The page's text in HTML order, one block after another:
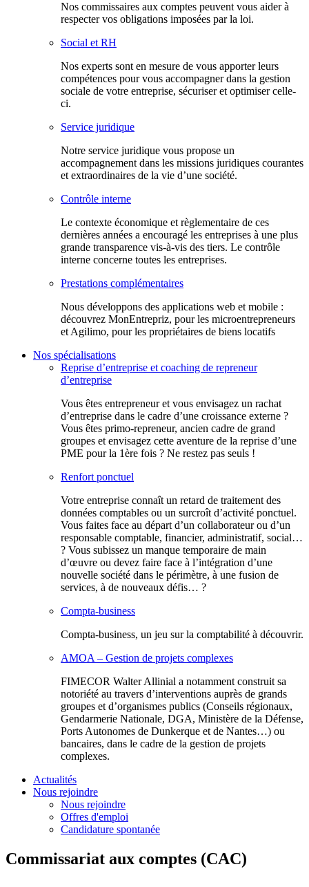
Nos commissaires aux comptes peuvent vous aider à
respecter vos obligations imposées par la loi.
Social et RH
Nos experts sont en mesure de vous apporter leurs
compétences pour vous accompagner dans la gestion
sociale de votre entreprise, sécuriser et optimiser celle-
ci.
Service juridique
Notre service juridique vous propose un
accompagnement dans les missions juridiques courantes
et extraordinaires de la vie d’une société.
Contrôle interne
Le contexte économique et règlementaire de ces
dernières années a encouragé les entreprises à une plus
grande transparence vis-à-vis des tiers. Le contrôle
interne concerne toutes les entreprises.
Prestations complémentaires
Nous développons des applications web et mobile :
découvrez MonEntrepriz, pour les microentrepreneurs
et Agilimo, pour les propriétaires de biens locatifs
Nos spécialisations
Reprise d’entreprise et coaching de repreneur
d’entreprise
Vous êtes entrepreneur et vous envisagez un rachat
d’entreprise dans le cadre d’une croissance externe ?
Vous êtes primo-repreneur, ancien cadre de grand
groupes et envisagez cette aventure de la reprise d’une
PME pour la 1ère fois ? Ne restez pas seuls !
Renfort ponctuel
Votre entreprise connaît un retard de traitement des
données comptables ou un surcroît d’activité ponctuel.
Vous faites face au départ d’un collaborateur ou d’un
responsable comptable, financier, administratif, social…
? Vous subissez un manque temporaire de main
d’œuvre ou devez faire face à l’intégration d’une
nouvelle société dans le périmètre, à une fusion de
services, à de nouveaux défis… ?
Compta-business
Compta-business, un jeu sur la comptabilité à découvrir.
AMOA – Gestion de projets complexes
FIMECOR Walter Allinial a notamment construit sa
notoriété au travers d’interventions auprès de grands
groupes et d’organismes publics (Conseils régionaux,
Gendarmerie Nationale, DGA, Ministère de la Défense,
Ports Autonomes de Dunkerque et de Nantes…) ou
bancaires, dans le cadre de la gestion de projets
complexes.
Actualités
Nous rejoindre
Nous rejoindre
Offres d'emploi
Candidature spontanée
Commissariat aux comptes (CAC)